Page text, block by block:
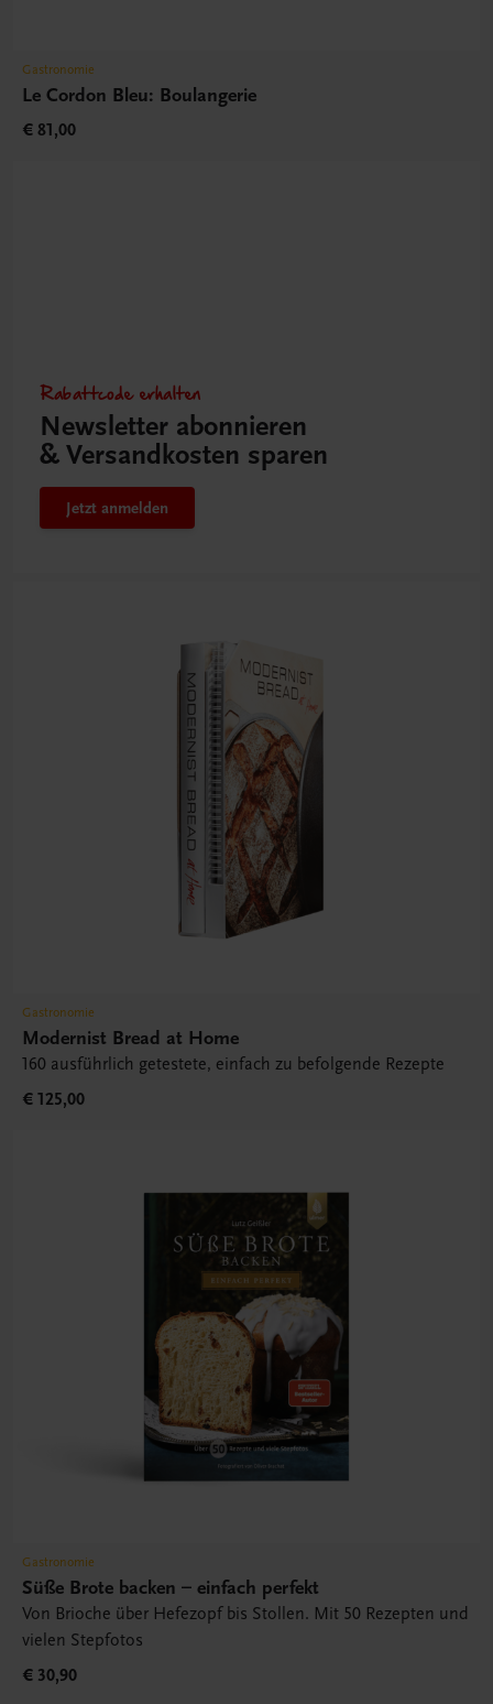
Gastronomie
Le Cordon Bleu: Boulangerie
€ 81,00
Rabattcode erhalten
Newsletter abonnieren
& Versandkosten sparen
Jetzt anmelden
Gastronomie
Modernist Bread at Home
160 ausführlich getestete, einfach zu befolgende Rezepte
€ 125,00
Gastronomie
Süße Brote backen – einfach perfekt
Von Brioche über Hefezopf bis Stollen. Mit 50 Rezepten und
vielen Stepfotos
€ 30,90